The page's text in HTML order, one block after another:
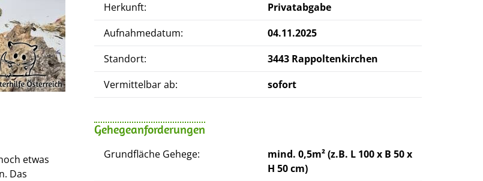
etwas
Das
Herkunft:
Privatabgabe
Aufnahmedatum:
04.11.2025
Standort:
3443 Rappoltenkirchen
Vermittelbar ab:
sofort
Gehegeanforderungen
Grundfläche Gehege:
mind. 0,5m² (z.B. L 100 x B 50 x
H 50 cm)